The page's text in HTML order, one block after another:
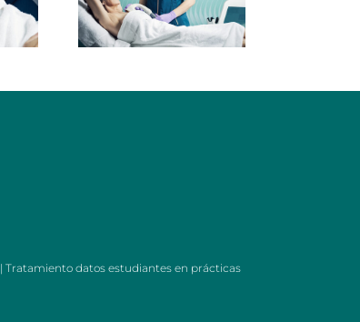
| Tratamiento datos estudiantes en prácticas